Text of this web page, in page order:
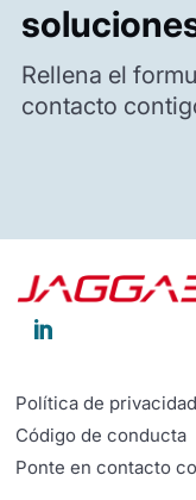
Rellena el
contacto

Política de privacidad
Código de conducta
Ponte en contacto